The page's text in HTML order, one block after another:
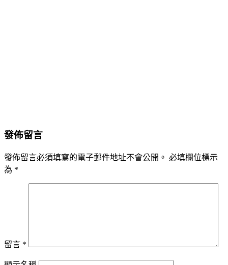
發佈留言
發佈留言必須填寫的電子郵件地址不會公開。 必填欄位標示
為 *
留言 *